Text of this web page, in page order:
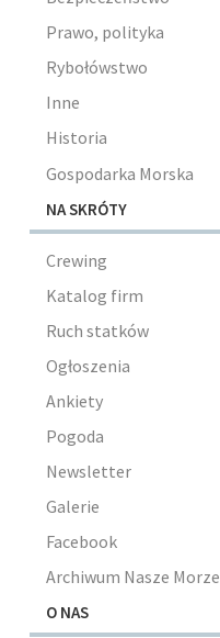
Prawo, polityka
Rybołówstwo
Inne
Historia
Gospodarka Morska
NA SKRÓTY
Crewing
Katalog firm
Ruch statków
Ogłoszenia
Ankiety
Pogoda
Newsletter
Galerie
Facebook
Archiwum Nasze Morze
O NAS